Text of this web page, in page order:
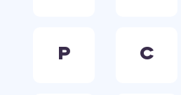
Р С